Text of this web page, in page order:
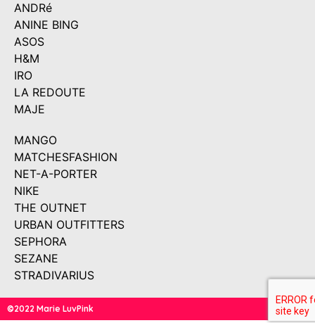
ANDRé
ANINE BING
ASOS
H&M
IRO
LA REDOUTE
MAJE
MANGO
MATCHESFASHION
NET-A-PORTER
NIKE
THE OUTNET
URBAN OUTFITTERS
SEPHORA
SEZANE
STRADIVARIUS
©2022 Marie LuvPink